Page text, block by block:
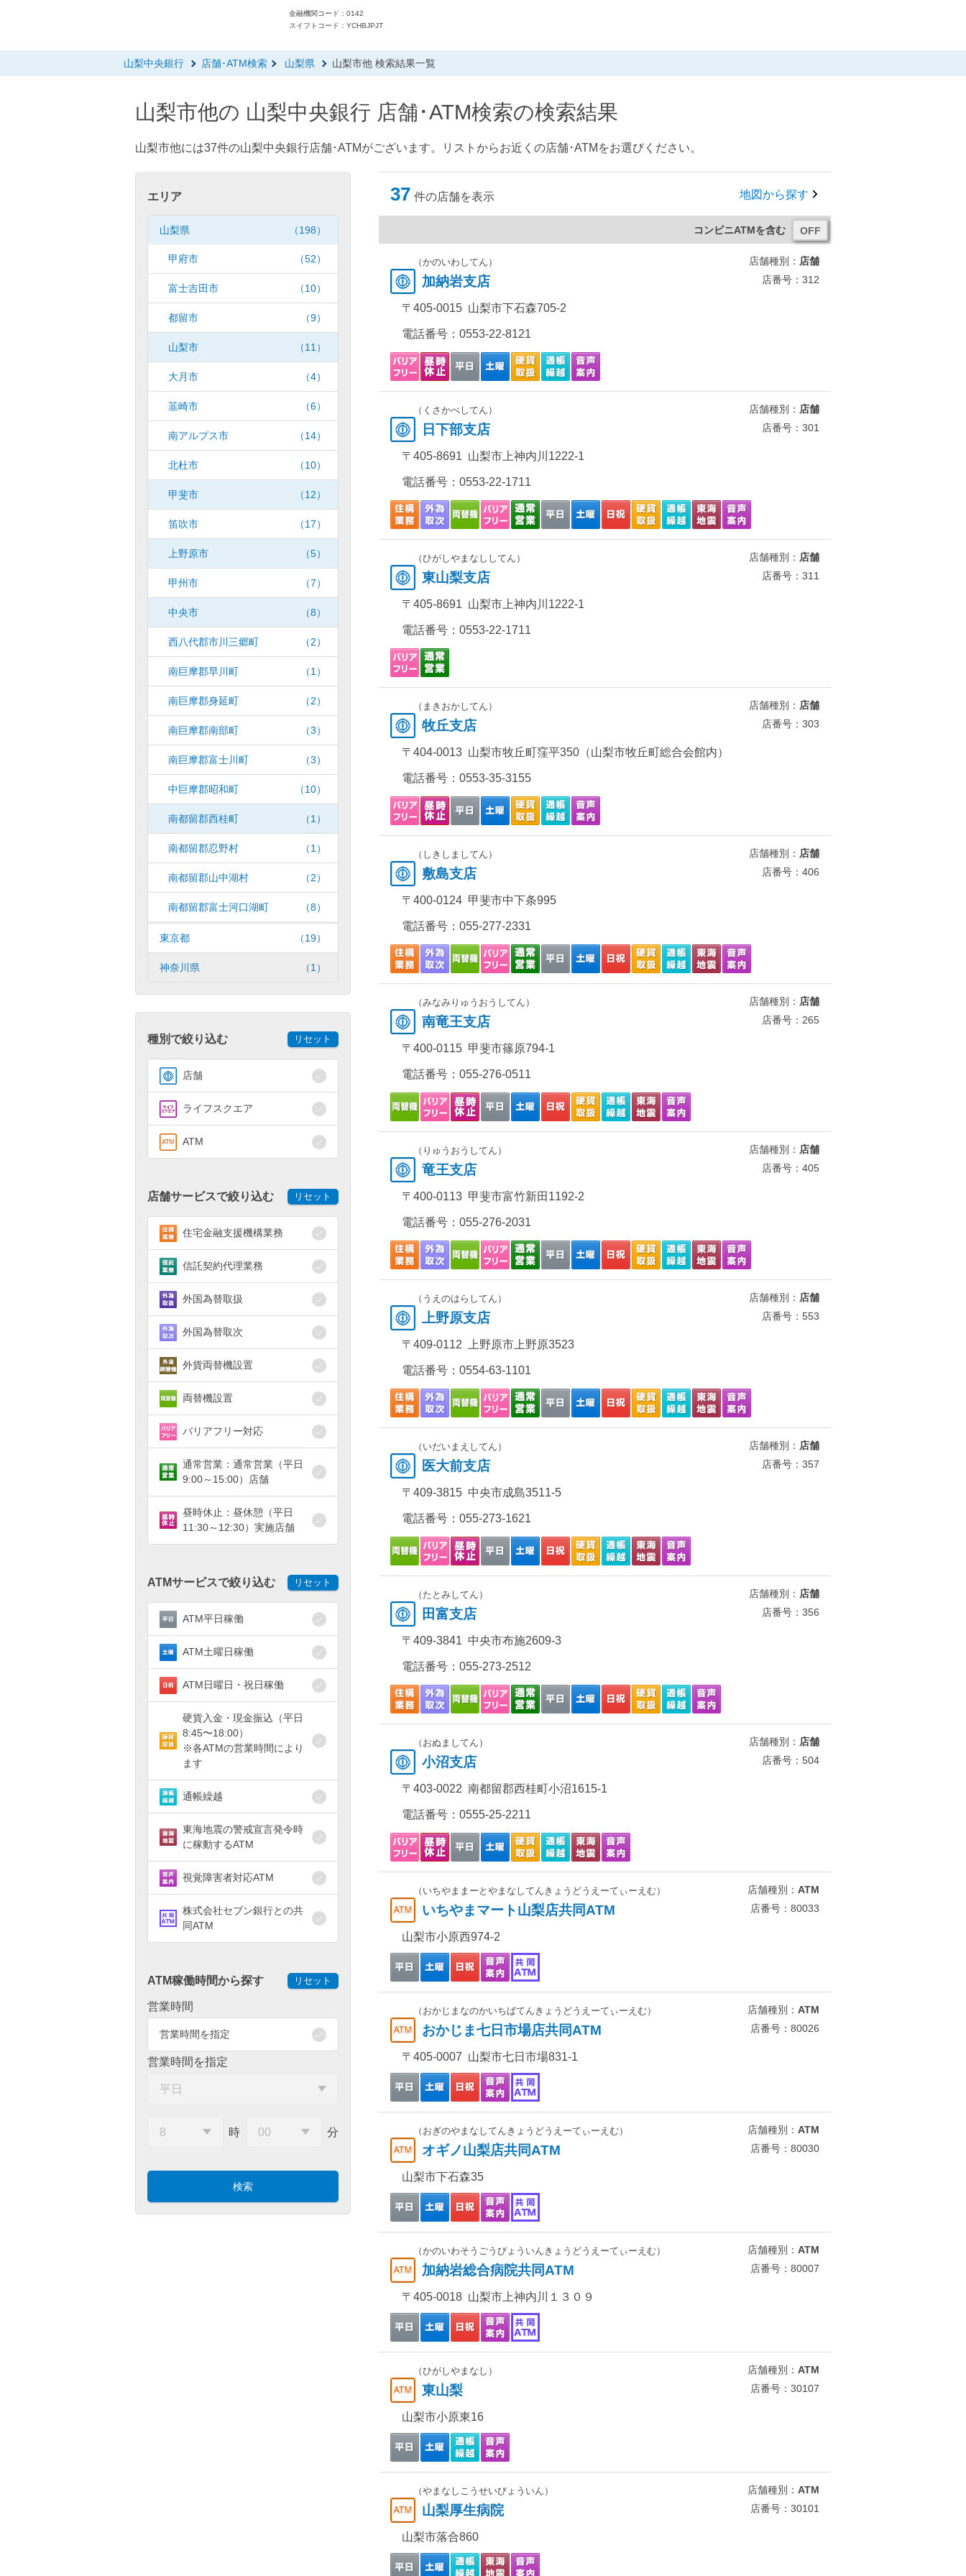
金融機関コード：0142
スイフトコード：YCHBJPJT
山梨中央銀行 店舗･ATM検索 山梨県 山梨市他 検索結果一覧
山梨市他の 山梨中央銀行 店舗･ATM検索の検索結果
山梨市他には37件の山梨中央銀行店舗･ATMがございます。リストからお近くの店舗･ATMをお選びください。
エリア
山梨県 （198）
甲府市 （52）
富士吉田市 （10）
都留市 （9）
山梨市 （11）
大月市 （4）
韮崎市 （6）
南アルプス市 （14）
北杜市 （10）
甲斐市 （12）
笛吹市 （17）
上野原市 （5）
甲州市 （7）
中央市 （8）
西八代郡市川三郷町 （2）
南巨摩郡早川町 （1）
南巨摩郡身延町 （2）
南巨摩郡南部町 （3）
南巨摩郡富士川町 （3）
中巨摩郡昭和町 （10）
南都留郡西桂町 （1）
南都留郡忍野村 （1）
南都留郡山中湖村 （2）
南都留郡富士河口湖町 （8）
東京都 （19）
神奈川県 （1）
種別で絞り込む リセット
店舗
ライフスクエア
ATM
店舗サービスで絞り込む リセット
住宅金融支援機構業務
信託契約代理業務
外国為替取扱
外国為替取次
外貨両替機設置
両替機設置
バリアフリー対応
通常営業：通常営業（平日
9:00～15:00）店舗
昼時休止：昼休憩（平日
11:30～12:30）実施店舗
ATMサービスで絞り込む リセット
ATM平日稼働
ATM土曜日稼働
ATM日曜日・祝日稼働
硬貨入金・現金振込（平日
8:45〜18:00）
※各ATMの営業時間により
ます
通帳繰越
東海地震の警戒宣言発令時
に稼動するATM
視覚障害者対応ATM
株式会社セブン銀行との共
同ATM
ATM稼働時間から探す リセット
営業時間
営業時間を指定
営業時間を指定
時 分
37 件の店舗を表示 地図から探す
コンビニATMを含む
（かのいわしてん）
加納岩支店
店舗種別： 店舗
店番号：312
〒405-0015 山梨市下石森705-2
電話番号： 0553-22-8121
（くさかべしてん）
日下部支店
店舗種別： 店舗
店番号：301
〒405-8691 山梨市上神内川1222-1
電話番号： 0553-22-1711
（ひがしやまなししてん）
東山梨支店
店舗種別： 店舗
店番号：311
〒405-8691 山梨市上神内川1222-1
電話番号： 0553-22-1711
（まきおかしてん）
牧丘支店
店舗種別： 店舗
店番号：303
〒404-0013 山梨市牧丘町窪平350（山梨市牧丘町総合会館内）
電話番号： 0553-35-3155
（しきしましてん）
敷島支店
店舗種別： 店舗
店番号：406
〒400-0124 甲斐市中下条995
電話番号： 055-277-2331
（みなみりゅうおうしてん）
南竜王支店
店舗種別： 店舗
店番号：265
〒400-0115 甲斐市篠原794-1
電話番号： 055-276-0511
（りゅうおうしてん）
竜王支店
店舗種別： 店舗
店番号：405
〒400-0113 甲斐市富竹新田1192-2
電話番号： 055-276-2031
（うえのはらしてん）
上野原支店
店舗種別： 店舗
店番号：553
〒409-0112 上野原市上野原3523
電話番号： 0554-63-1101
（いだいまえしてん）
医大前支店
店舗種別： 店舗
店番号：357
〒409-3815 中央市成島3511-5
電話番号： 055-273-1621
（たとみしてん）
田富支店
店舗種別： 店舗
店番号：356
〒409-3841 中央市布施2609-3
電話番号： 055-273-2512
（おぬましてん）
小沼支店
店舗種別： 店舗
店番号：504
〒403-0022 南都留郡西桂町小沼1615-1
電話番号： 0555-25-2211
（いちやままーとやまなしてんきょうどうえーてぃーえむ）
いちやまマート山梨店共同ATM
店舗種別： ATM
店番号：80033
山梨市小原西974-2
（おかじまなのかいちばてんきょうどうえーてぃーえむ）
おかじま七日市場店共同ATM
店舗種別： ATM
店番号：80026
〒405-0007 山梨市七日市場831-1
（おぎのやまなしてんきょうどうえーてぃーえむ）
オギノ山梨店共同ATM
店舗種別： ATM
店番号：80030
山梨市下石森35
（かのいわそうごうびょういんきょうどうえーてぃーえむ）
加納岩総合病院共同ATM
店舗種別： ATM
店番号：80007
〒405-0018 山梨市上神内川１３０９
（ひがしやまなし）
東山梨
店舗種別： ATM
店番号：30107
山梨市小原東16
（やまなしこうせいびょういん）
山梨厚生病院
店舗種別： ATM
店番号：30101
山梨市落合860